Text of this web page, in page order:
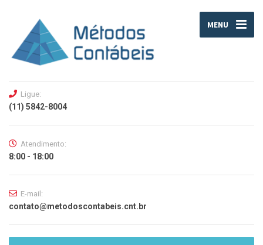
MENU
Ligue:
(11) 5842-8004
Atendimento:
8:00 - 18:00
E-mail:
contato@metodoscontabeis.cnt.br